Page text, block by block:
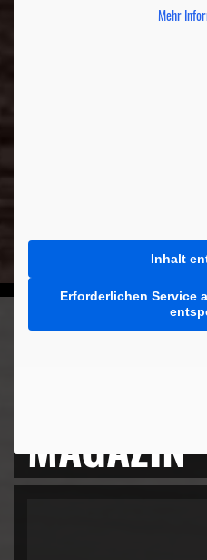
Mehr
Inhalt
Erforderlichen Service
MAGAZIN